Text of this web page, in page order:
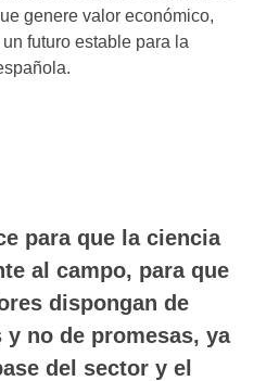
genere valor económico,
futuro estable para la
para que la ciencia
al campo, para que
dispongan de
no de promesas, ya
del sector y el